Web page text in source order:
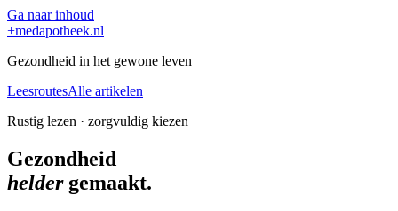
Ga naar inhoud
+medapotheek.nl
Gezondheid in het gewone leven
LeesroutesAlle artikelen
Rustig lezen · zorgvuldig kiezen
Gezondheid
heldergemaakt.